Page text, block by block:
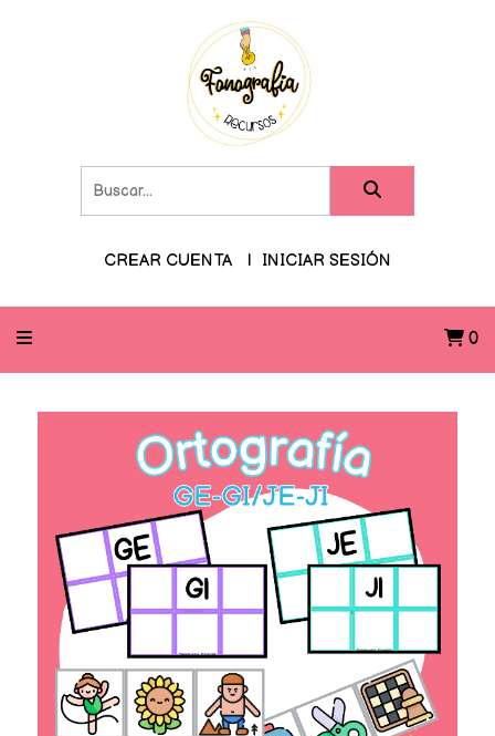
CREAR CUENTA INICIAR SESIÓN
0